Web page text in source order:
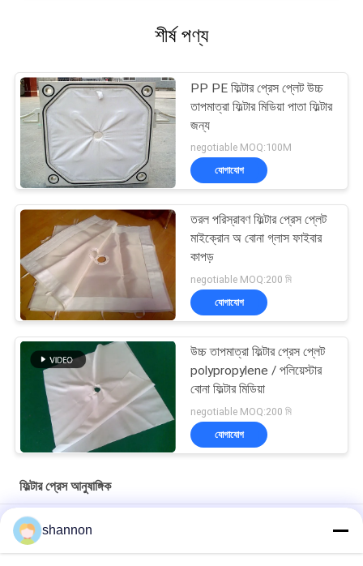
শীর্ষ পণ্য
PP PE ফিল্টার প্রেস প্লেট উচ্চ
তাপমাত্রা ফিল্টার মিডিয়া পাতা ফিল্টার
জন্য
negotiable MOQ:100M
যোগাযোগ
তরল পরিস্রাবণ ফিল্টার প্রেস প্লেট
মাইক্রোন অ বোনা গ্লাস ফাইবার
কাপড়
negotiable MOQ:200 মি
যোগাযোগ
উচ্চ তাপমাত্রা ফিল্টার প্রেস প্লেট
polypropylene / পলিয়েস্টার
বোনা ফিল্টার মিডিয়া
negotiable MOQ:200 মি
যোগাযোগ
ফিল্টার প্রেস আনুষাঙ্গিক
কাস্টমাইজযোগ্য বোনা ফিল্টার প্রেস ফ্যাব্রিক কাপড় PET, PP, PA6, PA66 ফিল্টার
প্রেসের আনুষাঙ্গিক
shannon